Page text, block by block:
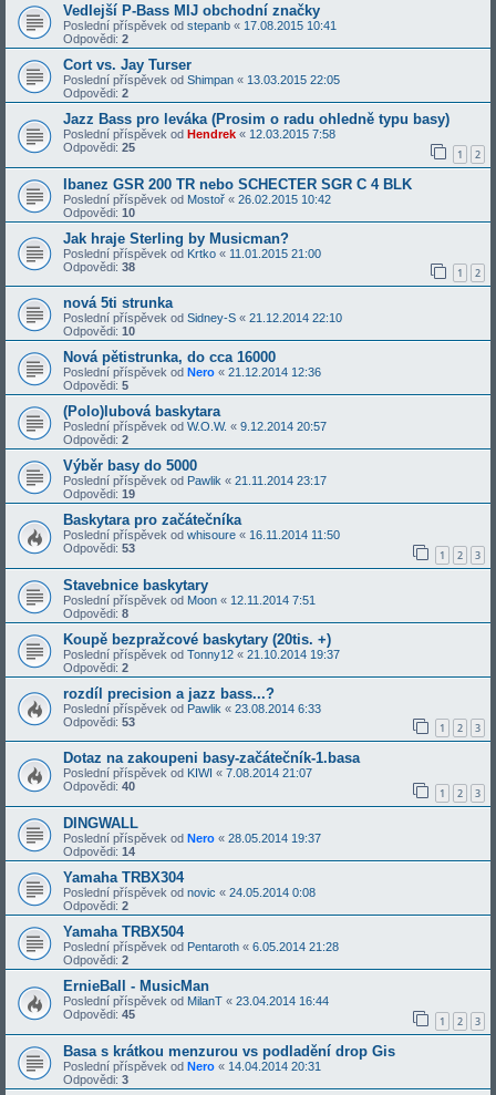
Vedlejší P-Bass MIJ obchodní značky
Poslední příspěvek od stepanb « 17.08.2015 10:41
Odpovědi: 2
Cort vs. Jay Turser
Poslední příspěvek od Shimpan « 13.03.2015 22:05
Odpovědi: 2
Jazz Bass pro leváka (Prosim o radu ohledně typu basy)
Poslední příspěvek od Hendrek « 12.03.2015 7:58
Odpovědi: 25 1 2
Ibanez GSR 200 TR nebo SCHECTER SGR C 4 BLK
Poslední příspěvek od Mostoř « 26.02.2015 10:42
Odpovědi: 10
Jak hraje Sterling by Musicman?
Poslední příspěvek od Krtko « 11.01.2015 21:00
Odpovědi: 38 1 2
nová 5ti strunka
Poslední příspěvek od Sidney-S « 21.12.2014 22:10
Odpovědi: 10
Nová pětistrunka, do cca 16000
Poslední příspěvek od Nero « 21.12.2014 12:36
Odpovědi: 5
(Polo)lubová baskytara
Poslední příspěvek od W.O.W. « 9.12.2014 20:57
Odpovědi: 2
Výběr basy do 5000
Poslední příspěvek od Pawlik « 21.11.2014 23:17
Odpovědi: 19
Baskytara pro začátečníka
Poslední příspěvek od whisoure « 16.11.2014 11:50
Odpovědi: 53 1 2 3
Stavebnice baskytary
Poslední příspěvek od Moon « 12.11.2014 7:51
Odpovědi: 8
Koupě bezpražcové baskytary (20tis. +)
Poslední příspěvek od Tonny12 « 21.10.2014 19:37
Odpovědi: 2
rozdíl precision a jazz bass...?
Poslední příspěvek od Pawlik « 23.08.2014 6:33
Odpovědi: 53 1 2 3
Dotaz na zakoupeni basy-začátečník-1.basa
Poslední příspěvek od KIWI « 7.08.2014 21:07
Odpovědi: 40 1 2 3
DINGWALL
Poslední příspěvek od Nero « 28.05.2014 19:37
Odpovědi: 14
Yamaha TRBX304
Poslední příspěvek od novic « 24.05.2014 0:08
Odpovědi: 2
Yamaha TRBX504
Poslední příspěvek od Pentaroth « 6.05.2014 21:28
Odpovědi: 2
ErnieBall - MusicMan
Poslední příspěvek od MilanT « 23.04.2014 16:44
Odpovědi: 45 1 2 3
Basa s krátkou menzurou vs podladění drop Gis
Poslední příspěvek od Nero « 14.04.2014 20:31
Odpovědi: 3